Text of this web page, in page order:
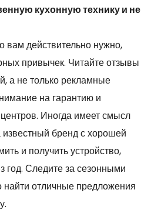
кухонную технику и не
вам действительно нужно,
привычек. Читайте отзывы
а не только рекламные
на гарантию и
Иногда имеет смысл
известный бренд с хорошей
и получить устройство,
год. Следите за сезонными
отличные предложения